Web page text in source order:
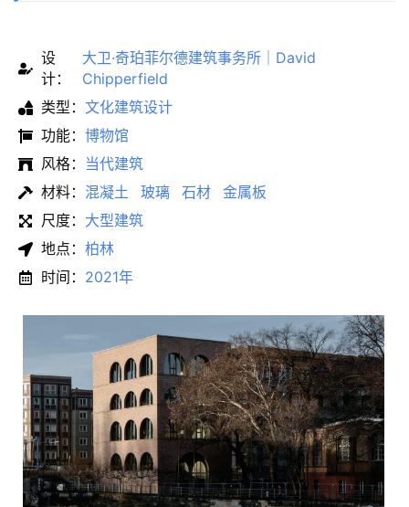
设
计：
大卫·奇珀菲尔德建筑事务所｜David
Chipperfield
类型： 文化建筑设计
功能： 博物馆
风格： 当代建筑
材料： 混凝土 玻璃 石材
金属板
尺度： 大型建筑
地点： 柏林
时间： 2021年